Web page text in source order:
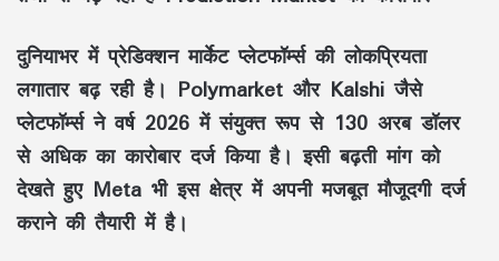
दुनियाभर में प्रेडिक्शन मार्केट प्लेटफॉर्म्स की लोकप्रियता
लगातार बढ़ रही है। Polymarket और Kalshi जैसे
प्लेटफॉर्म्स ने वर्ष 2026 में संयुक्त रूप से 130 अरब डॉलर
से अधिक का कारोबार दर्ज किया है। इसी बढ़ती मांग को
देखते हुए Meta भी इस क्षेत्र में अपनी मजबूत मौजूदगी दर्ज
कराने की तैयारी में है।